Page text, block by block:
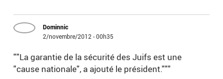
Dominnic
2/novembre/2012 - 00h35
""La garantie de la sécurité des Juifs est une
"cause nationale", a ajouté le président."""